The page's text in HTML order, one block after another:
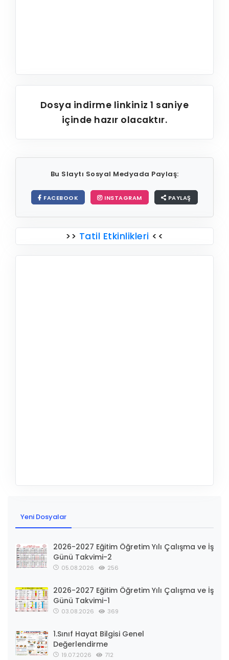
Dosya indirme linkiniz1 saniye
içinde hazır olacaktır.
Bu Slaytı Sosyal Medyada Paylaş:
FACEBOOK INSTAGRAM PAYLAŞ
>> Tatil Etkinlikleri <<
Yeni Dosyalar
2026-2027 Eğitim Öğretim Yılı Çalışma ve İş
Günü Takvimi-2
05.08.2026 256
2026-2027 Eğitim Öğretim Yılı Çalışma ve İş
Günü Takvimi-1
03.08.2026 369
1.Sınıf Hayat Bilgisi Genel
Değerlendirme
19.07.2026 712